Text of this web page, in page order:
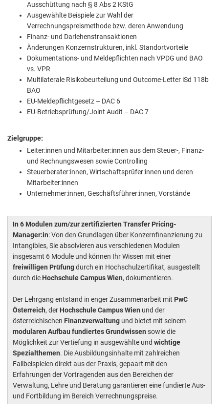
Ausschüttung nach § 8 Abs 2 KStG
Ausgewählte Beispiele zur Wahl der
Verrechnungspreismethode bzw. deren Anwendung
Finanz- und Darlehenstransaktionen
Änderungen Konzernstrukturen, inkl. Standortvorteile
Dokumentations- und Meldepflichten nach VPDG und BAO
vs. VPR
Multilaterale Risikobeurteilung und Outcome-Letter iSd 118b
BAO
EU-Meldepflichtgesetz – DAC 6
EU-Betriebsprüfung/Joint Audit – DAC 7
Zielgruppe:
Leiter:innen und Mitarbeiter:innen aus dem Steuer-, Finanz-
und Rechnungswesen sowie Controlling
Steuerberater:innen, Wirtschaftsprüfer:innen und deren
Mitarbeiter:innen
Unternehmer:innen, Geschäftsführer:innen, Vorstände
In 6 Modulen zum/zur zertifizierten Transfer Pricing-
Manager:in: Von den Grundlagen über Konzernfinanzierung zu
Intangibles, Sie absolvieren aus verschiedenen Modulen
insgesamt 6 Module und können Ihr Wissen mit einer
freiwilligen Prüfungdurch ein Hochschulzertifikat, ausgestellt
durch die Hochschule Campus Wien, dokumentieren.
Der Lehrgang entstand in enger Zusammenarbeit mit PwC
Österreich, der Hochschule Campus Wien und der
österreichischen Finanzverwaltung und bietet mit seinem
modularen Aufbau fundiertes Grundwissen sowie die
Möglichkeit zur Vertiefung in ausgewählte und wichtige
Spezialthemen. Die Ausbildungsinhalte mit zahlreichen
Fallbeispielen direkt aus der Praxis, gepaart mit den
Erfahrungen der Vortragenden aus den Bereichen der
Verwaltung, Lehre und Beratung garantieren eine fundierte Aus-
und Fortbildung im Bereich Verrechnungspreise.